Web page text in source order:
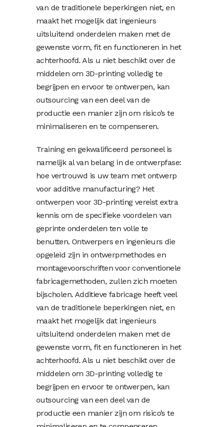
van de traditionele beperkingen niet, en
maakt het mogelijk dat ingenieurs
uitsluitend onderdelen maken met de
gewenste vorm, fit en functioneren in het
achterhoofd. Als u niet beschikt over de
middelen om 3D-printing volledig te
begrijpen en ervoor te ontwerpen, kan
outsourcing van een deel van de
productie een manier zijn om risico’s te
minimaliseren en te compenseren.
Training en gekwalificeerd personeel is
namelijk al van belang in de ontwerpfase:
hoe vertrouwd is uw team met ontwerp
voor additive manufacturing? Het
ontwerpen voor 3D-printing vereist extra
kennis om de specifieke voordelen van
geprinte onderdelen ten volle te
benutten. Ontwerpers en ingenieurs die
opgeleid zijn in ontwerpmethodes en
montagevoorschriften voor conventionele
fabricagemethoden, zullen zich moeten
bijscholen. Additieve fabricage heeft veel
van de traditionele beperkingen niet, en
maakt het mogelijk dat ingenieurs
uitsluitend onderdelen maken met de
gewenste vorm, fit en functioneren in het
achterhoofd. Als u niet beschikt over de
middelen om 3D-printing volledig te
begrijpen en ervoor te ontwerpen, kan
outsourcing van een deel van de
productie een manier zijn om risico’s te